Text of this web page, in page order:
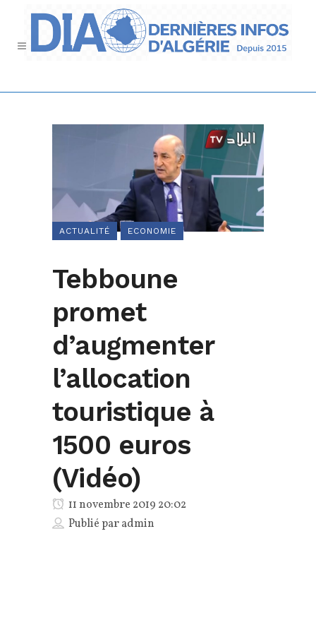
ACTUALITÉ ECONOMIE
Tebboune
promet
d’augmenter
l’allocation
touristique à
1500 euros
(Vidéo)
11 novembre 2019 20:02
Publié paradmin